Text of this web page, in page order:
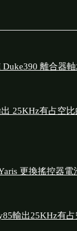
Duke390 離合器
出 25KHz有占空
更換搖控器電
輸出25KHz有